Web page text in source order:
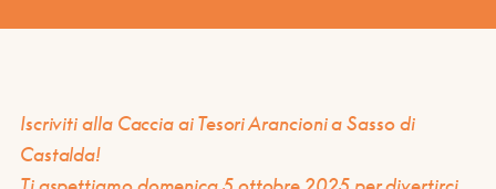
Iscriviti alla Caccia ai Tesori Arancioni a Sasso di
Castalda!